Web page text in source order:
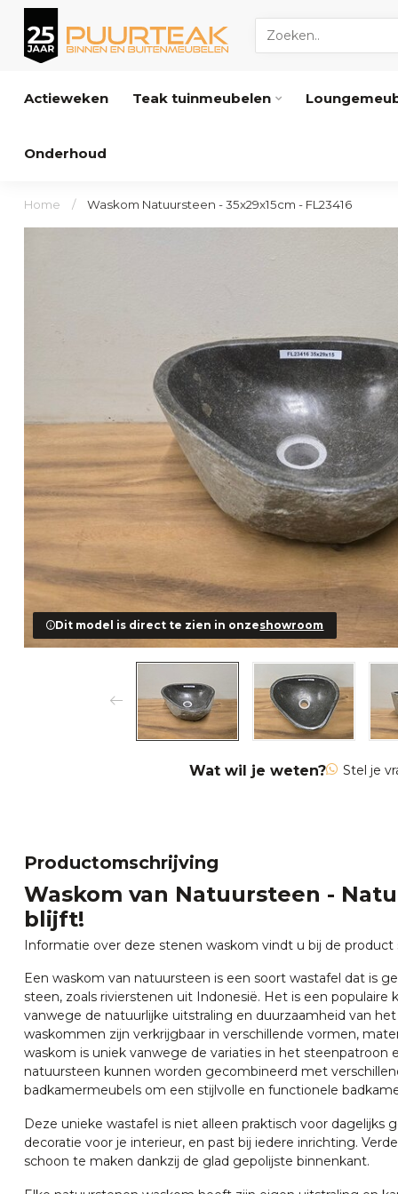
Actieweken Teak tuinmeubelen
Onderhoud
Home / Waskom Natuursteen - 35x29x15cm - FL23416
Dit model is direct te zien in onzeshowroom
Wat wil je weten? Stel je
Productomschrijving
Waskom van Natuursteen -
blijft!
Informatie over deze stenen waskom vindt u bij de product
Een waskom van natuursteen is een soort wastafel dat is
steen, zoals rivierstenen uit Indonesië. Het is een populaire
vanwege de natuurlijke uitstraling en duurzaamheid van
waskommen zijn verkrijgbaar in verschillende vormen,
waskom is uniek vanwege de variaties in het steenpatroon
natuursteen kunnen worden gecombineerd met
badkamermeubels om een stijlvolle en functionele
Deze unieke wastafel is niet alleen praktisch voor dagelijks
decoratie voor je interieur, en past bij iedere inrichting.
schoon te maken dankzij de glad gepolijste binnenkant.